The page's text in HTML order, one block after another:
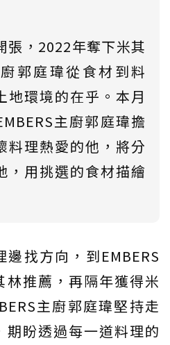
張，2022年奪下米其
郭庭瑋從食材到料
地環境的在乎。本月
主廚郭庭瑋擔
料理熱愛的他，將分
，用挑選的食材描繪
找方向，到EMBERS
推薦，再隔年獲得米
主廚郭庭瑋堅持走
期盼透過每一道料理的